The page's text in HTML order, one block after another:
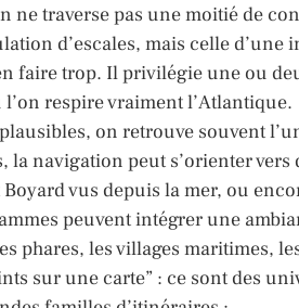
ne traverse pas une moitié de
d’escales, mais celle
faire trop. Il privilégie une ou
respire vraiment l’Atlantique.
on retrouve souvent
navigation peut s’orienter vers
vus depuis la mer, ou
peuvent intégrer une
phares, les villages maritimes,
sur une carte” : ce sont des